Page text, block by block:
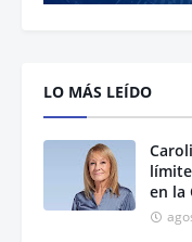
LO MÁS LEÍDO
en la